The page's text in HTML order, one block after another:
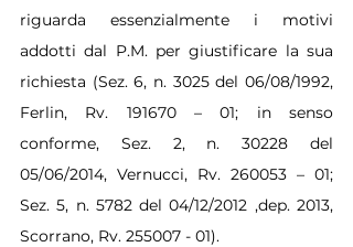
riguarda essenzialmente i motivi
addotti dal P.M. per giustificare la sua
richiesta (Sez. 6, n. 3025 del 06/08/1992,
Ferlin, Rv. 191670 – 01; in senso
conforme, Sez. 2, n. 30228 del
05/06/2014, Vernucci, Rv. 260053 – 01;
Sez. 5, n. 5782 del 04/12/2012 ,dep. 2013,
Scorrano, Rv. 255007 - 01).